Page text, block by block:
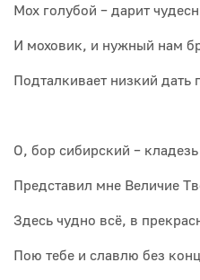
Мох голубой – дарит
И моховик, и нужный нам
Подталкивает низкий дать
О, бор сибирский –
Представил мне Величие
Здесь чудно всё, в
Пою тебе и славлю без